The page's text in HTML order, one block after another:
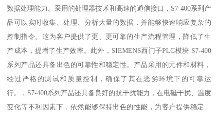
数据处理能力。采用的处理器技术和高速的通信接口，S7-400系列产
品可以实时收集、处理、分析大量的数据，并能够快速响应复杂的
控制指令。这为客户提供了更、更可靠的生产流程管理，降低了生
产成本，提增了生产效率。此外，SIEMENS西门子PLC模块 S7-400
系列产品还具备出色的可靠性和稳定性。产品采用的元件和材料，
经过严格的测试和质量控制，确保了其在恶劣环境下的可靠运
行。，S7-400系列产品还具备良好的抗干扰能力，在电磁干扰、温度
变化等不利因素下，依然能够保持出色的性能，为客户提供稳定、